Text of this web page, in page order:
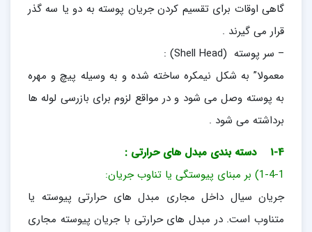
گاهی اوقات برای تقسیم کردن جریان پوسته به دو یا سه گذر
قرار می گیرند .
– سر پوسته (Shell Head) :
معمولا” به شکل نیمکره ساخته شده و به وسیله پیچ و مهره
به پوسته وصل می شود و در مواقع لزوم برای بازرسی لوله ها
برداشته می شود .
1-4 دسته بندی مبدل های حرارتی :
1-4-1) بر مبنای پیوستگی یا تناوب جریان:
جریان سیال داخل مجاری مبدل های حرارتی پیوسته یا
متناوب است. در مبدل های حرارتی با جریان پیوسته مجاری